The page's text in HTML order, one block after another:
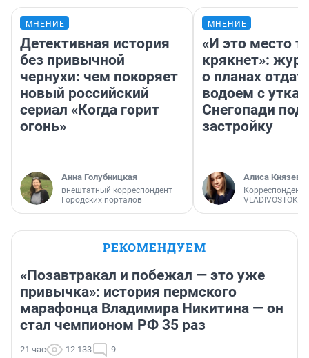
МНЕНИЕ
Детективная история
без привычной
чернухи: чем покоряет
новый российский
сериал «Когда горит
огонь»
Анна Голубницкая
внештатный корреспондент
Городских порталов
МНЕНИЕ
«И это место
крякнет»:
о планах
водоем с
Снегопади под
застройку
Алиса Князева
Корреспондент
РЕКОМЕНДУЕМ
«Позавтракал и побежал — это уже
привычка»: история пермского
марафонца Владимира Никитина — он
стал чемпионом РФ 35 раз
21 час 12 133 9